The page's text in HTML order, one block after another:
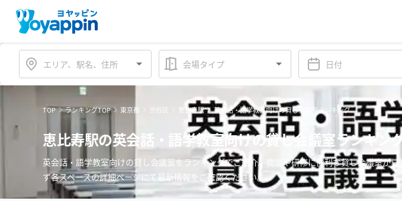
会場タイプ
TOP ランキングTOP 東京都 渋谷区 恵比寿駅 英会話・語学教室向けの貸し会議室ランキング
恵比寿駅の英会話・語学教室向けの貸し会議室ランキン
英会話・語学教室向けの貸し会議室をランキングでご紹介。商談や研修に便利な貸し会議室
ず各スペースの詳細ページにて最新情報をご確認ください。